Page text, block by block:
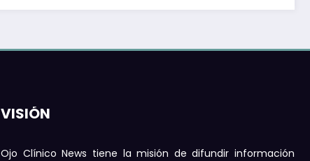
VISIÓN
Ojo Clínico News tiene la misión de difundir información